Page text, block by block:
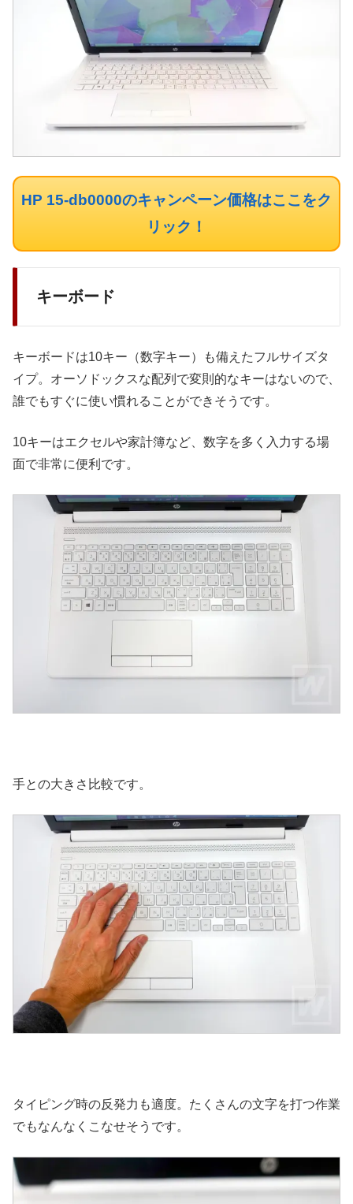
HP 15-db0000のキャンペーン価格はここをク
リック！
キーボード
キーボードは10キー（数字キー）も備えたフルサイズタ
イプ。オーソドックスな配列で変則的なキーはないので、
誰でもすぐに使い慣れることができそうです。
10キーはエクセルや家計簿など、数字を多く入力する場
面で非常に便利です。
手との大きさ比較です。
タイピング時の反発力も適度。たくさんの文字を打つ作業
でもなんなくこなせそうです。